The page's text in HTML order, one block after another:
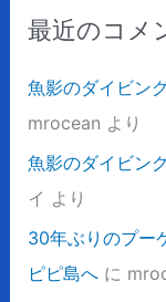
最近のコメ
魚影のダイビン
mrocean より
魚影のダイビン
イ より
30年ぶりのプー
ピピ島へに